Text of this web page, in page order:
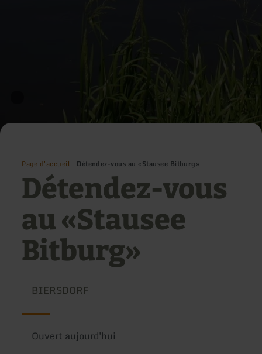
Page d'accueil Détendez-vous au «Stausee Bitburg»
Détendez-vous
au «Stausee
Bitburg»
BIERSDORF
Ouvert aujourd'hui